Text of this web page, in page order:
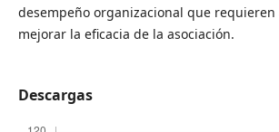
desempeño organizacional que
mejorar la eficacia de la asociación.
Descargas